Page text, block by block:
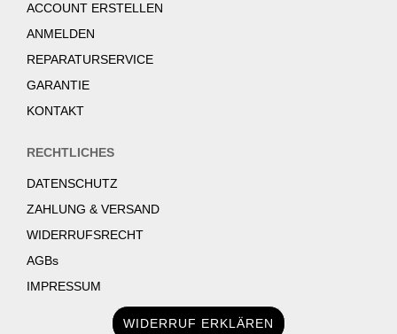
ACCOUNT ERSTELLEN
ANMELDEN
REPARATURSERVICE
GARANTIE
KONTAKT
RECHTLICHES
DATENSCHUTZ
ZAHLUNG & VERSAND
WIDERRUFSRECHT
AGBs
IMPRESSUM
WIDERRUF ERKLÄREN